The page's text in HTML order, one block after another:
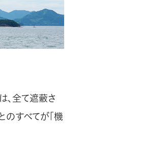
、全て遮蔽さ
のすべてが「機